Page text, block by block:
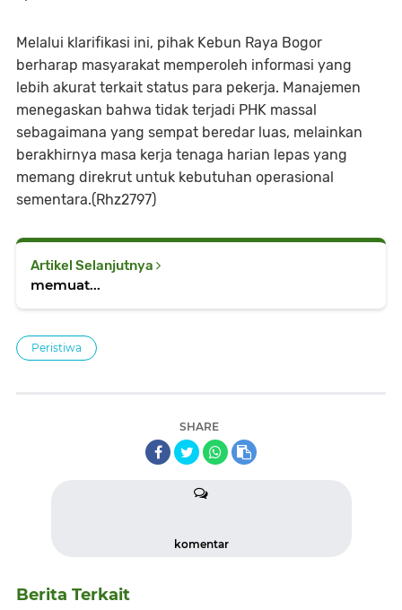
Melalui klarifikasi ini, pihak Kebun Raya Bogor
berharap masyarakat memperoleh informasi yang
lebih akurat terkait status para pekerja. Manajemen
menegaskan bahwa tidak terjadi PHK massal
sebagaimana yang sempat beredar luas, melainkan
berakhirnya masa kerja tenaga harian lepas yang
memang direkrut untuk kebutuhan operasional
sementara.(Rhz2797)
Artikel Selanjutnya
memuat...
Peristiwa
SHARE
komentar
Berita Terkait